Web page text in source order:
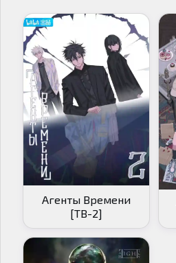
Агенты Времени
[ТВ-2]